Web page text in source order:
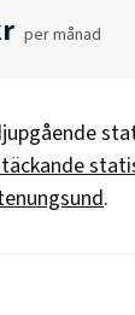
per månad
.